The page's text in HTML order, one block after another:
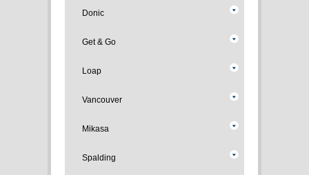
Donic
Get & Go
Loap
Vancouver
Mikasa
Spalding